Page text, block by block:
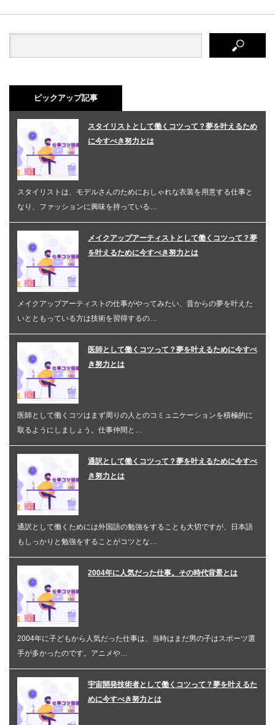
ピックアップ記事
スタイリストとして働くコツって？夢を叶えるため
に今すべき努力とは
スタイリストは、モデルさんのためにおしゃれな衣装を用意する仕事と
なり、ファッションに興味を持っている…
メイクアップアーティストとして働くコツって？夢
を叶えるために今すべき努力とは
メイクアップアーティストの仕事がやってみたい、昔からの夢を叶えた
いとともっている方は技術を習得するの…
医師として働くコツって？夢を叶えるために今すべ
き努力とは
医師として働くコツはまず周りの人とのコミュニケーションを積極的に
取るようにしましょう。仕事仲間と…
通訳として働くコツって？夢を叶えるために今すべ
き努力とは
通訳として働くためには外国語の勉強をすることも大切ですが、日本語
もしっかりと勉強をすることがコツとな…
2004年に人気だった仕事。その時代背景とは
2004年に子どもから人気だった仕事は、当時はまだ男の子はスポーツ選
手が多かったのです。アニメや…
宇宙開発技術者として働くコツって？夢を叶えるた
めに今すべき努力とは